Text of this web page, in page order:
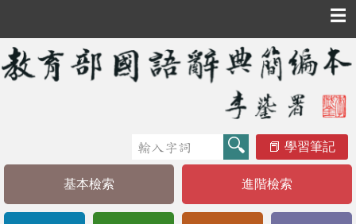
☰
學習筆記
基本檢索 進階檢索